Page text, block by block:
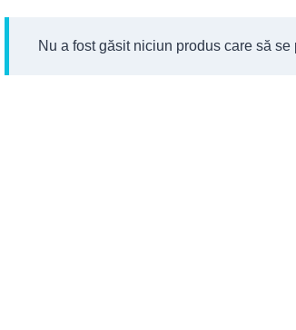
Nu a fost găsit niciun produs care să